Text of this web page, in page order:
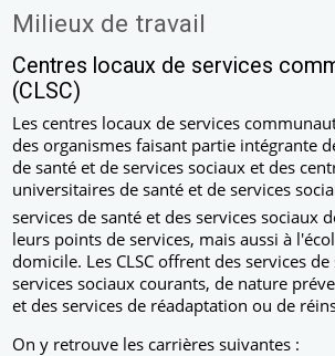
Milieux de travail
Centres locaux de services
(CLSC)
Les centres locaux de services
des organismes faisant partie intégrante
de santé et de services sociaux et des
universitaires de santé et de services
services de santé et des services sociaux
leurs points de services, mais aussi à
domicile. Les CLSC offrent des services
services sociaux courants, de nature
et des services de réadaptation ou de
On y retrouve les carrières suivantes :